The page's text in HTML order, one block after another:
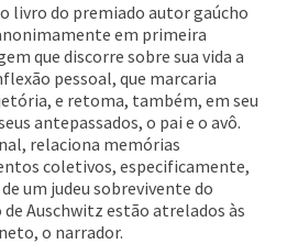
livro do premiado autor gaúcho
em primeira
que discorre sobre sua vida a
pessoal, que marcaria
e retoma, também, em seu
antepassados, o pai e o avô.
relaciona memórias
coletivos, especificamente,
um judeu sobrevivente do
Auschwitz estão atrelados às
o narrador.